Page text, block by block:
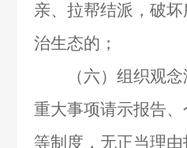
亲、拉帮结派，破
治生态的；
（六）组织观念
重大事项请示报告
等制度，无正当理